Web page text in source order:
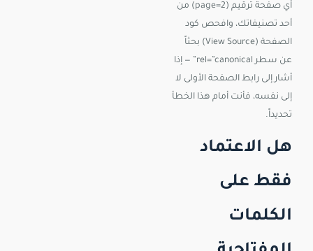
أي صفحة ترقيم (page=2) من
أحد تصنيفاتك، وافحص كود
الصفحة (View Source) بحثاً
عن سطر rel=”canonical” — إذا
أشار إلى رابط الصفحة الأولى لا
إلى نفسه، فأنت أمام هذا الخطأ
تحديداً.
هل الاعتماد
فقط على
الكلمات